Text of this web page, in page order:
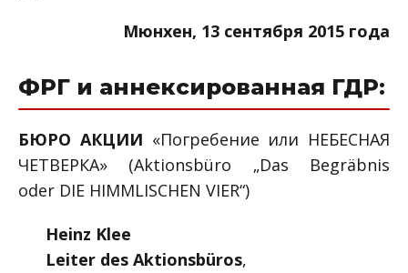
Мюнхен, 13 сентября 2015 года
ФРГ и аннексированная ГДР:
БЮРО АКЦИИ «Погребение или НЕБЕСНАЯ
ЧЕТВЕРКА» (Aktionsbüro „Das Begräbnis
oder DIE HIMMLISCHEN VIER“)
Heinz Klee
Leiter des Aktionsbüros,